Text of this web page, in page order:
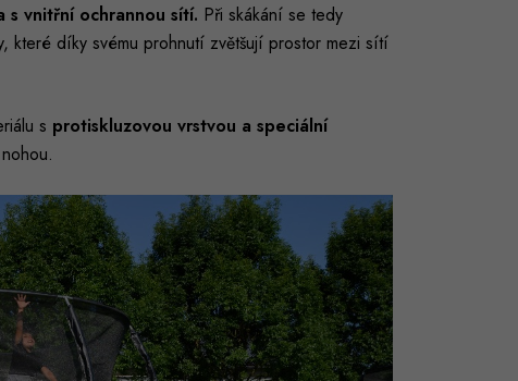
s vnitřní ochrannou sítí. Při skákání se tedy
které díky svému prohnutí zvětšují prostor mezi sítí
s protiskluzovou vrstvou a speciální